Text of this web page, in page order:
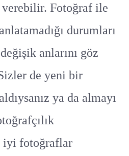
Fotoğraf ile
durumları
anlarını göz
de yeni bir
ya da almayı
iyi fotoğraflar